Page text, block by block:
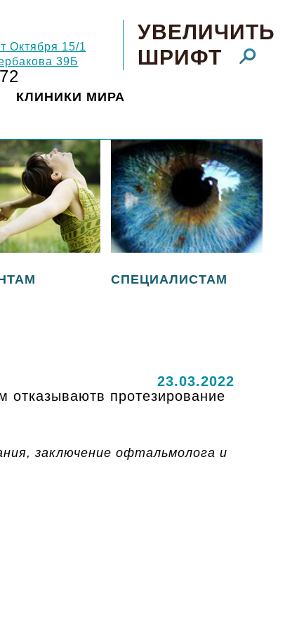
Октября 15/1
39Б
УВЕЛИЧИТЬ
ШРИФТ
КЛИНИКИ МИРА
СПЕЦИАЛИСТАМ
23.03.2022
отказываютв протезирование
заключение офтальмолога и